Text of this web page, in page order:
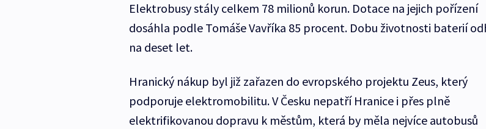
Elektrobusy stály celkem 78 milionů korun. Dotace na jejich pořízení
dosáhla podle Tomáše Vavříka 85 procent. Dobu životnosti baterií
na deset let.
Hranický nákup byl již zařazen do evropského projektu Zeus, který
podporuje elektromobilitu. V Česku nepatří Hranice i přes plně
elektrifikovanou dopravu k městům, která by měla nejvíce autobusů